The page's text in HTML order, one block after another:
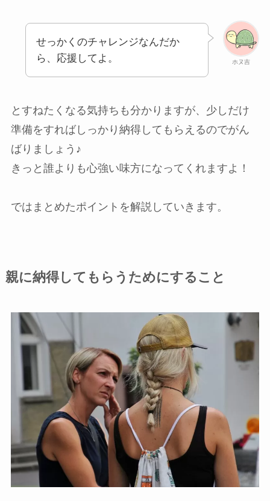
ホヌ吉
せっかくのチャレンジなんだか
ら、応援してよ。
とすねたくなる気持ちも分かりますが、少しだけ
準備をすればしっかり納得してもらえるのでがん
ばりましょう♪
きっと誰よりも心強い味方になってくれますよ！
ではまとめたポイントを解説していきます。
親に納得してもらうためにすること